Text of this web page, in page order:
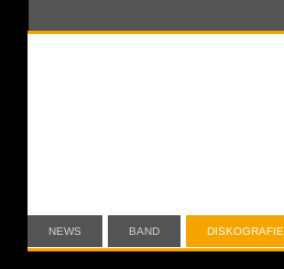
NEWS BAND DISKOGRAFIE